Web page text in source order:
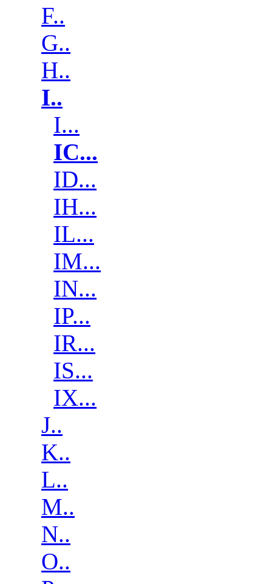
F..
G..
H..
I..
I...
IC...
ID...
IH...
IL...
IM...
IN...
IP...
IR...
IS...
IX...
J..
K..
L..
M..
N..
O..